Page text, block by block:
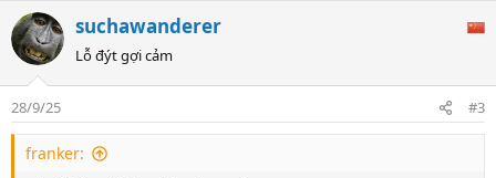
a
c
t
n
s
suchawanderer
Lỗ đýt gợi cảm
28/9/25 #3
franker: